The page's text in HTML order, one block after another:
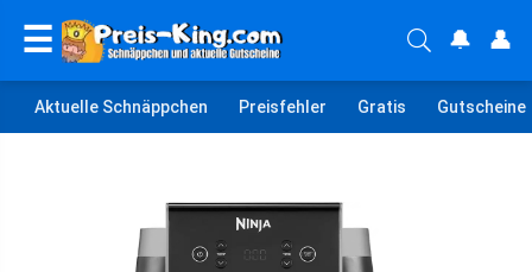
☰ 🔔 👤
Aktuelle Schnäppchen Preisfehler Gratis Gutscheine